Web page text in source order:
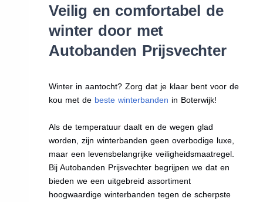
Veilig en comfortabel de
winter door met
Autobanden Prijsvechter
Winter in aantocht? Zorg dat je klaar bent voor de
kou met de beste winterbanden in Boterwijk!
Als de temperatuur daalt en de wegen glad
worden, zijn winterbanden geen overbodige luxe,
maar een levensbelangrijke veiligheidsmaatregel.
Bij Autobanden Prijsvechter begrijpen we dat en
bieden we een uitgebreid assortiment
hoogwaardige winterbanden tegen de scherpste